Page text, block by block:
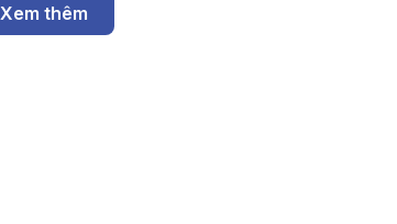
Xem thêm